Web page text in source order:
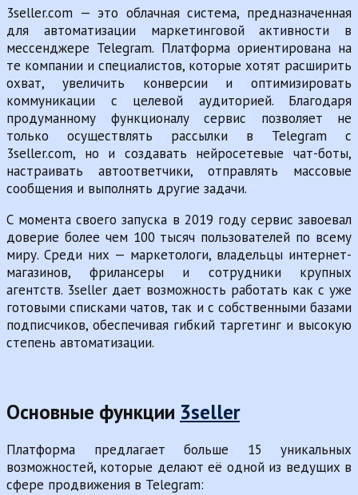
3seller.com — это облачная система, предназначенная
для автоматизации маркетинговой активности в
мессенджере Telegram. Платформа ориентирована на
те компании и специалистов, которые хотят расширить
охват, увеличить конверсии и оптимизировать
коммуникации с целевой аудиторией. Благодаря
продуманному функционалу сервис позволяет не
только осуществлять рассылки в Telegram с
3seller.com, но и создавать нейросетевые чат-боты,
настраивать автоответчики, отправлять массовые
сообщения и выполнять другие задачи.
С момента своего запуска в 2019 году сервис завоевал
доверие более чем 100 тысяч пользователей по всему
миру. Среди них — маркетологи, владельцы интернет-
магазинов, фрилансеры и сотрудники крупных
агентств. 3seller дает возможность работать как с уже
готовыми списками чатов, так и с собственными базами
подписчиков, обеспечивая гибкий таргетинг и высокую
степень автоматизации.
Основные функции 3seller
Платформа предлагает больше 15 уникальных
возможностей, которые делают её одной из ведущих в
сфере продвижения в Telegram: